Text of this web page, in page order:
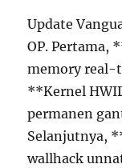
Update
OP. Pertama,
memory real-
**Kernel
permanen
Selanjutnya,
wallhack